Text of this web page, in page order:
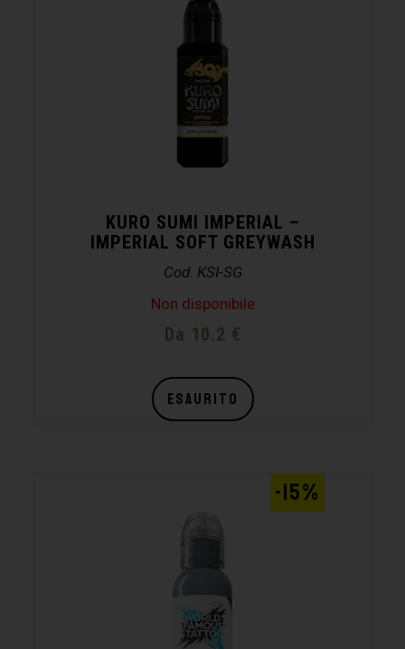
KURO SUMI IMPERIAL –
IMPERIAL SOFT GREYWASH
Cod. KSI-SG
Non disponibile
Da 10.2 €
ESAURITO
-15%